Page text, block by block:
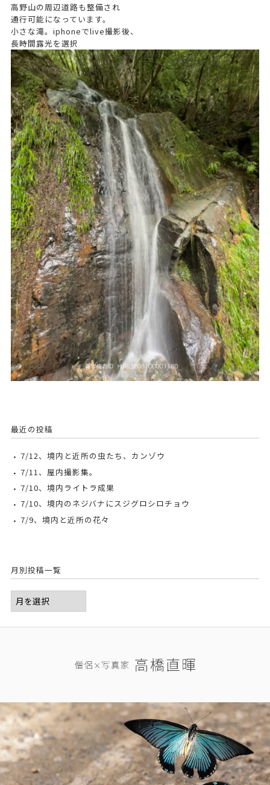
高野山の周辺道路も整備され
通行可能になっています。
小さな滝。iphoneでlive撮影後、
長時間露光を選択
最近の投稿
7/12、境内と近所の虫たち、カンゾウ
7/11、屋内撮影集。
7/10、境内ライトラ成果
7/10、境内のネジバナにスジグロシロチョウ
7/9、境内と近所の花々
月別投稿一覧